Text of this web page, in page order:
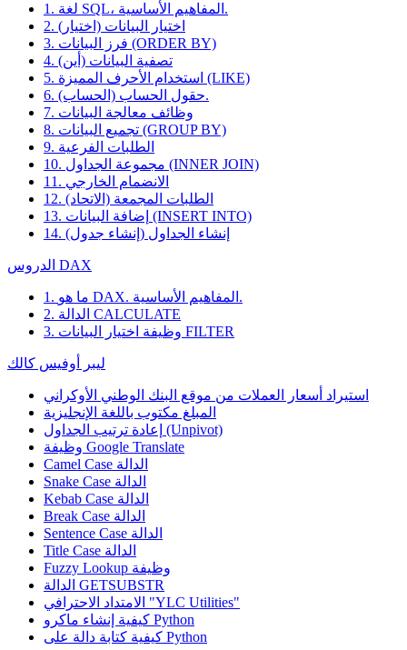
1. لغة SQL، المفاهيم الأساسية.
2. اختيار البيانات (اختيار)
3. فرز البيانات (ORDER BY)
4. تصفية البيانات (أين)
5. استخدام الأحرف المميزة (LIKE)
6. حقول الحساب (الحساب).
7. وظائف معالجة البيانات
8. تجميع البيانات (GROUP BY)
9. الطلبات الفرعية
10. مجموعة الجداول (INNER JOIN)
11. الانضمام الخارجي
12. الطلبات المجمعة (الاتحاد)
13. إضافة البيانات (INSERT INTO)
14. إنشاء الجداول (إنشاء جدول)
الدروس DAX
1. ما هو DAX. المفاهيم الأساسية.
2. الدالة CALCULATE
3. وظيفة اختيار البيانات FILTER
ليبر أوفيس كالك
استيراد أسعار العملات من موقع البنك الوطني الأوكراني
المبلغ مكتوب باللغة الإنجليزية
إعادة ترتيب الجداول (Unpivot)
Google Translate
Camel Case الدالة
Snake Case الدالة
Kebab Case الدالة
Break Case الدالة
Sentence Case الدالة
Title Case الدالة
Fuzzy Lookup وظيفة
الدالة GETSUBSTR
الامتداد الاحترافي "YLC Utilities"
كيفية إنشاء ماكرو Python
كيفية كتابة دالة على Python